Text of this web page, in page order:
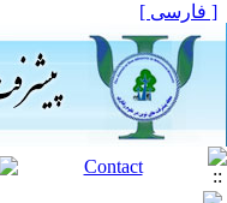
[ فارسی ]